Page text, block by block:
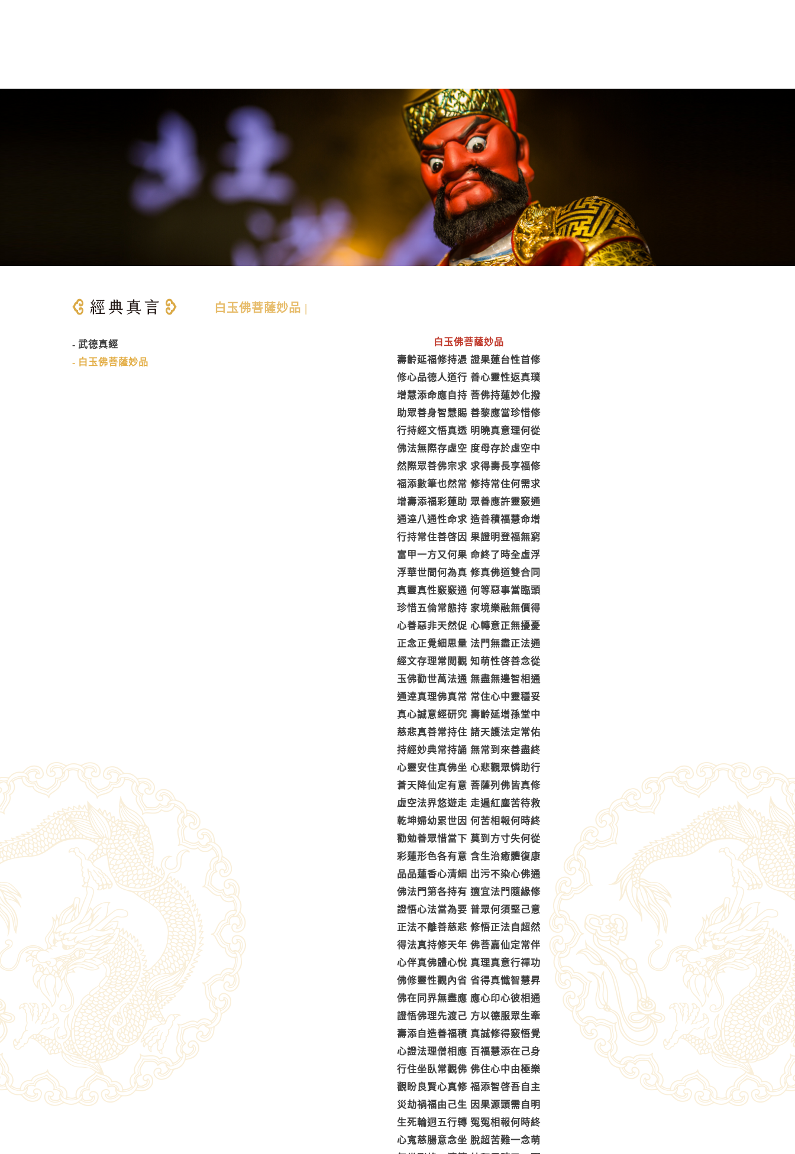
武德真經
白玉佛菩薩妙品
白玉佛菩薩妙品 |
白玉佛菩薩妙品
壽齡延福修持憑 證果蓮台性首修
修心品德人道行 善心靈性返真璞
增慧添命應自持 菩佛持蓮妙化撥
助眾善身智慧賜 善黎應當珍惜修
行持經文悟真透 明曉真意理何從
佛法無際存虛空 度母存於虛空中
然際眾善佛宗求 求得壽長享福修
福添數筆也然常 修持常住何需求
增壽添福彩蓮助 眾善應許靈竅通
通逹八通性命求 造善積福慧命增
行持常住善啓因 果證明登福無窮
富甲一方又何果 命終了時全虛浮
浮華世間何為真 修真佛道雙合同
真靈真性竅竅通 何等惡事當臨頭
珍惜五倫常態持 家境樂融無價得
心善惡非天然促 心轉意正無擾憂
正念正覺細思量 法門無盡正法通
經文存理常閲觀 知萌性啓善念從
玉佛勸世萬法通 無盡無邊智相通
通逹真理佛真常 常住心中靈穩妥
真心誠意經研究 壽齡延增孫堂中
慈悲真善常持住 諸天護法定常佑
持經妙典常持誦 無常到來善盡終
心靈安住真佛坐 心悲觀眾憐助行
蒼天降仙定有意 菩薩列佛皆真修
虛空法界悠遊走 走遍紅塵苦待救
乾坤婦幼累世因 何苦相報何時終
勸勉善眾惜當下 莫到方寸失何從
彩蓮形色各有意 含生治癒體復康
品品蓮香心清細 出污不染心佛通
佛法門第各持有 適宜法門隨緣修
證悟心法當為要 普眾何須堅己意
正法不離善慈悲 修悟正法自超然
得法真持修天年 佛菩嘉仙定常伴
心伴真佛體心悅 真理真意行禪功
佛修靈性觀內省 省得真懺智慧昇
佛在同界無盡應 應心印心彼相通
證悟佛理先渡己 方以德服眾生牽
壽添自造善福積 真誠修得竅悟覺
心證法理僧相應 百福慧添在己身
行住坐臥常觀佛 佛住心中由極樂
觀盼良賢心真修 福添智啓吾自主
災劫禍福由己生 因果源頭需自明
生死輪迥五行轉 冤冤相報何時終
心寬慈腸意念坐 脫超苦難一念萌